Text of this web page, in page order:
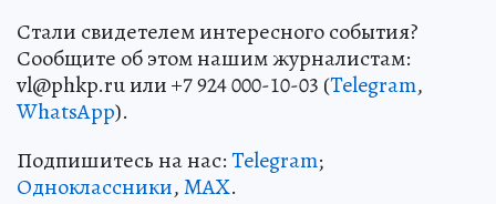
Стали свидетелем интересного события?
Сообщите об этом нашим журналистам:
vl@phkp.ru или +7 924 000-10-03 (Telegram,
WhatsApp).
Подпишитесь на нас:Telegram;
Одноклассники,MAX.